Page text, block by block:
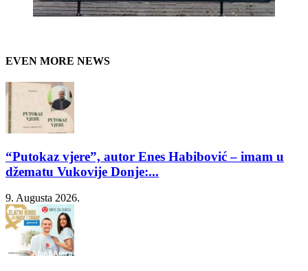
EVEN MORE NEWS
“Putokaz vjere”, autor Enes Habibović – imam u
džematu Vukovije Donje:...
9. Augusta 2026.